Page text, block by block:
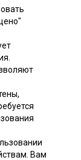
Вам